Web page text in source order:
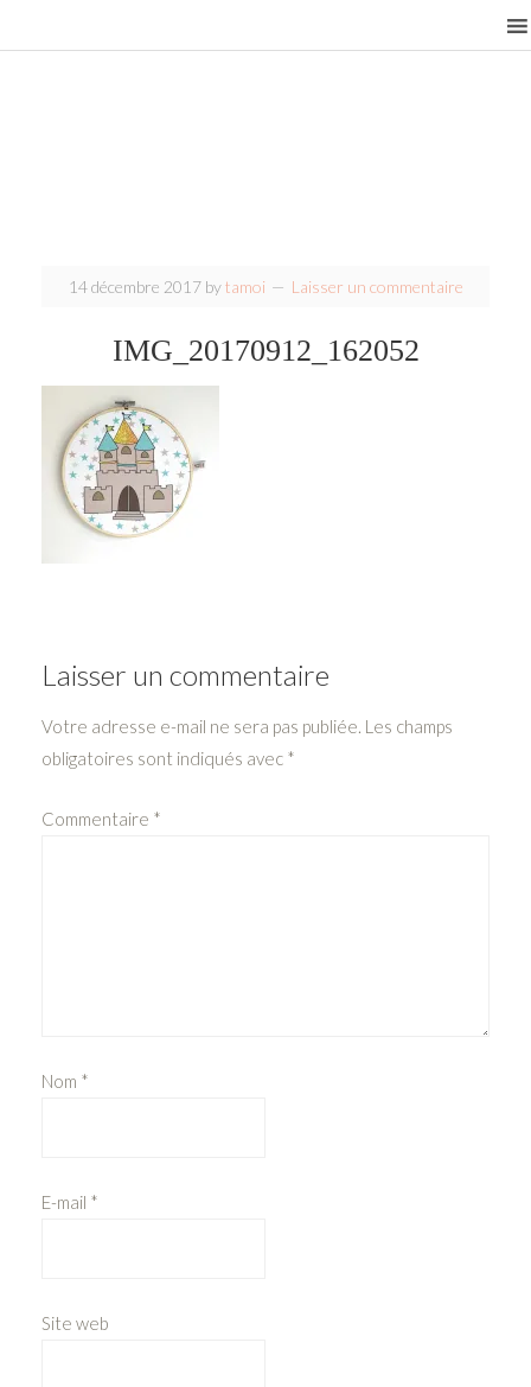
14 décembre 2017bytamoi Laisser un commentaire
IMG_20170912_162052
Laisser un commentaire
Votre adresse e-mail ne sera pas publiée. Les champs
obligatoires sont indiqués avec *
Commentaire *
Nom *
E-mail *
Site web